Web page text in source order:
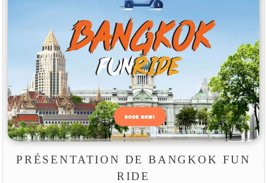
PRÉSENTATION DE BANGKOK FUN
RIDE